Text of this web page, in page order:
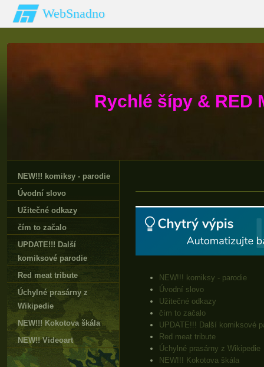
WebSnadno
Rychlé šípy & RED
NEW!!! komiksy - parodie
Úvodní slovo
Užitečné odkazy
čím to začalo
UPDATE!!! Další komiksové
Red meat tribute
Úchylné prasárny z Wikipedie
NEW!!! Kokotova škála
NEW!!! komiksy - parodie
Úvodní slovo
Užitečné odkazy
čím to začalo
UPDATE!!! Další
komiksové parodie
Red meat tribute
Úchylné prasárny z
Wikipedie
NEW!!! Kokotova škála
NEW!! Videoart